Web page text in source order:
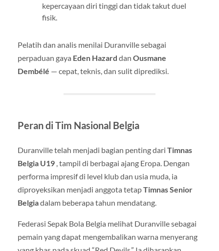
kepercayaan diri tinggi dan tidak takut duel
fisik.
Pelatih dan analis menilai Duranville sebagai
perpaduan gaya Eden Hazard dan Ousmane
Dembélé — cepat, teknis, dan sulit diprediksi.
Peran di Tim Nasional Belgia
Duranville telah menjadi bagian penting dari Timnas
Belgia U19 , tampil di berbagai ajang Eropa. Dengan
performa impresif di level klub dan usia muda, ia
diproyeksikan menjadi anggota tetapTimnas Senior
Belgiadalam beberapa tahun mendatang.
Federasi Sepak Bola Belgia melihat Duranville sebagai
pemain yang dapat mengembalikan warna menyerang